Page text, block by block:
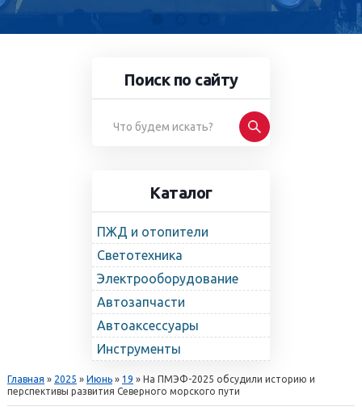
Поиск по сайту
Каталог
ПЖД и отопители
Светотехника
Электрооборудование
Автозапчасти
Автоаксессуары
Инструменты
Главная » 2025 » Июнь » 19 » На ПМЭФ-2025 обсудили историю и
перспективы развития Северного морского пути